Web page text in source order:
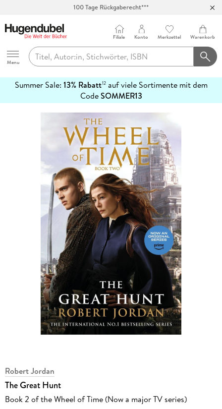
100 Tage Rückgaberecht***
Hugendubel
Menu
Filiale Konto Merkzettel Warenkorb
Summer Sale: 13% Rabatt12auf viele Sortimente mit dem
CodeSOMMER13
erfahren
Robert Jordan
The Great Hunt
Book 2 of the Wheel of Time (Now a major TV series)